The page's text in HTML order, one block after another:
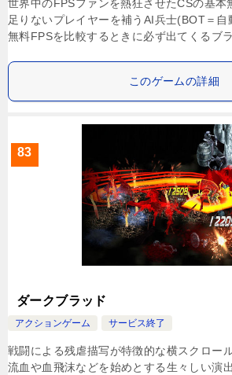
世界中のFPSファンを熱狂させたCSの基本
足りないプレイヤーを補うAI兵士(BOT＝自
無料FPSを比較するときに必ず出てくるブ
このゲームの詳細
83
ダークブラッド
アクションゲーム サービス終了
戦闘による残虐描写が特徴的な横スクロー
流血や血飛沫などを始めとする生々しい演